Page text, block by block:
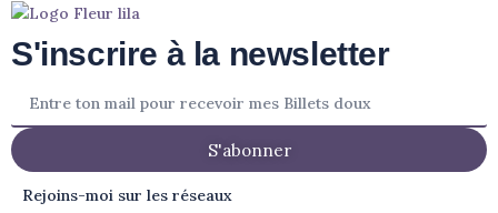
S'inscrire à la newsletter
S'abonner
Rejoins-moi sur les réseaux